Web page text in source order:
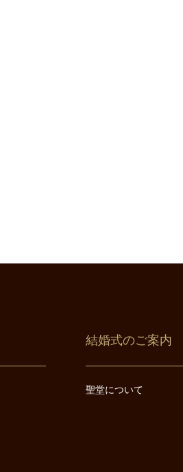
結婚式のご案内
聖堂について